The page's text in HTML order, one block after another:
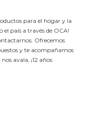
para el hogar y la
país a través de OCA!
Ofrecemos
y te acompañamos
avala, ¡12 años